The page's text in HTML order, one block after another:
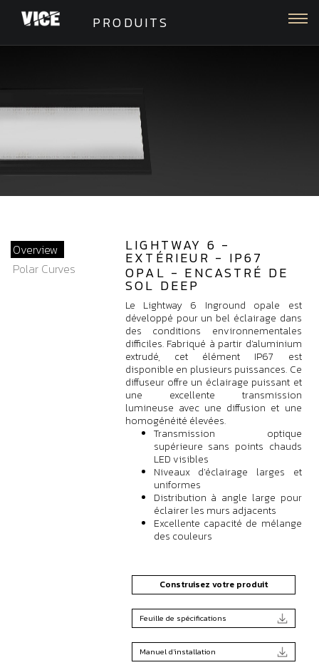
PRODUITS
Overview
Polar Curves
LIGHTWAY 6 -
EXTÉRIEUR - IP67
OPAL - ENCASTRÉ DE
SOL DEEP
Le Lightway 6 Inground opale est
développé pour un bel éclairage dans
des conditions environnementales
difficiles. Fabriqué à partir d'aluminium
extrudé, cet élément IP67 est
disponible en plusieurs puissances. Ce
diffuseur offre un éclairage puissant et
une excellente transmission
lumineuse avec une diffusion et une
homogénéité élevées.
Transmission optique
supérieure sans points chauds
LED visibles
Niveaux d'éclairage larges et
uniformes
Distribution à angle large pour
éclairer les murs adjacents
Excellente capacité de mélange
des couleurs
Construisez votre produit
Feuille de spécifications
Manuel d'installation